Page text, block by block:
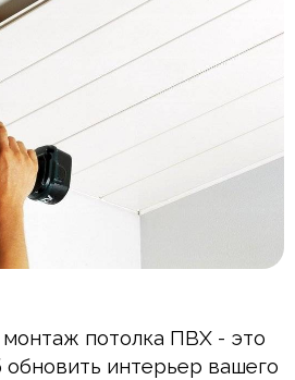
ПВХ
потолка ПВХ - это
интерьер вашего